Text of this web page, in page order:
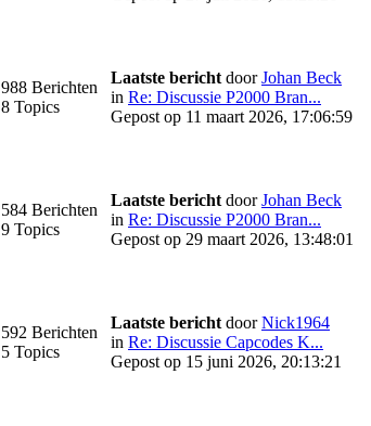
988 Berichten
8 Topics
Laatste bericht doorJohan Beck
in Re: Discussie P2000 Bran...
Gepost op 11 maart 2026, 17:06:59
584 Berichten
9 Topics
Laatste bericht doorJohan Beck
in Re: Discussie P2000 Bran...
Gepost op 29 maart 2026, 13:48:01
592 Berichten
5 Topics
Laatste bericht doorNick1964
in Re: Discussie Capcodes K...
Gepost op 15 juni 2026, 20:13:21